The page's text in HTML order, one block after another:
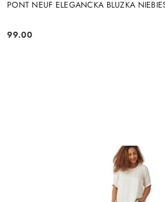
PONT NEUF ELEGANCKA BLUZKA
Cena:
99.00